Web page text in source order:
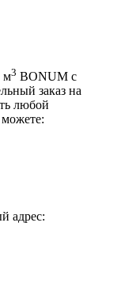
м3 BONUM с
заказ на
любой
адрес: